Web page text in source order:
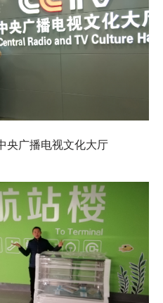
央广播电视文化大厅